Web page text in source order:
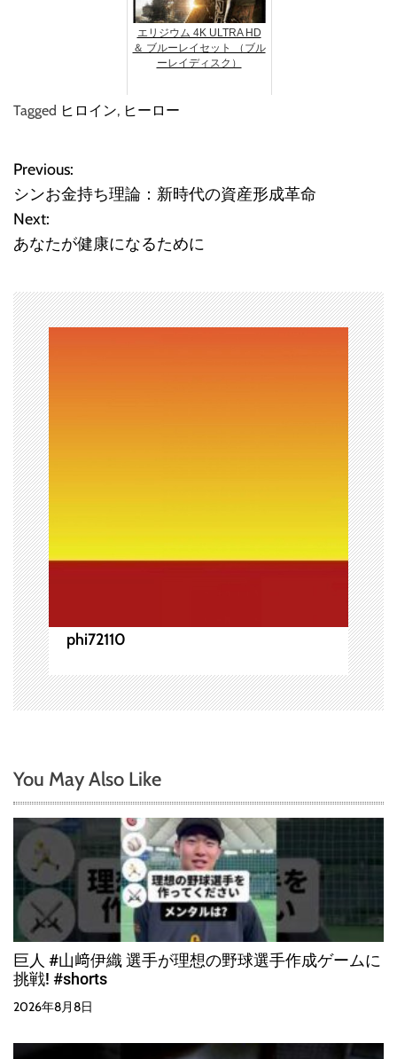
エリジウム 4K ULTRA HD
＆ ブルーレイセット （ブル
ーレイディスク）
Tagged ヒロイン, ヒーロー
投
稿
ナ
ビ
ゲ
ー
シ
ョ
ン
Previous:
シンお金持ち理論：新時代の資産形成革命
Next:
あなたが健康になるために
phi72110
You May Also Like
巨人 #山﨑伊織 選手が理想の野球選手作成ゲームに
挑戦! #shorts
2026年8月8日